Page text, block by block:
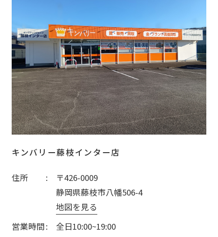
キンバリー藤枝インター店
住所
〒426-0009
静岡県藤枝市八幡506-4
地図を見る
営業時間
全日10:00~19:00